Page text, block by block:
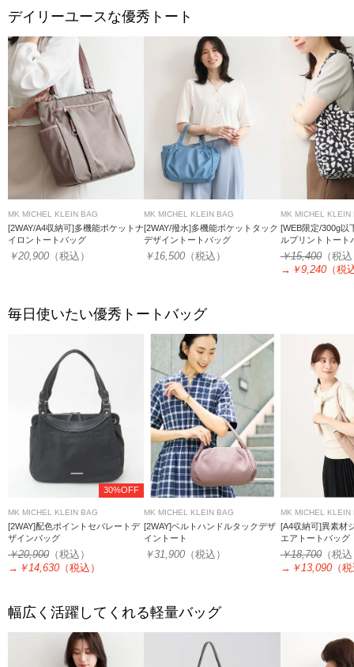
デイリーユースな優秀トート
MK MICHEL KLEIN BAG
[2WAY/A4収納可]多機能ポケットナ
イロントートバッグ
￥20,900 （税込）
MK MICHEL KLEIN BAG
[2WAY/撥水]多機能ポケットタック
デザイントートバッグ
￥16,500 （税込）
MK MICHEL KLEIN
[WEB限定/300g以
ルプリントトート
￥15,400（税
→ ￥9,240（税
毎日使いたい優秀トートバッグ
30%OFF
MK MICHEL KLEIN BAG
[2WAY]配色ポイントセパレートデ
ザインバッグ
￥20,900 （税込）
→ ￥14,630 （税込）
MK MICHEL KLEIN BAG
[2WAY]ベルトハンドルタックデザ
イントート
￥31,900 （税込）
MK MICHEL KLEIN
[A4収納可]異素材
エアトートバッグ
￥18,700（税
→ ￥13,090（
幅広く活躍してくれる軽量バッグ